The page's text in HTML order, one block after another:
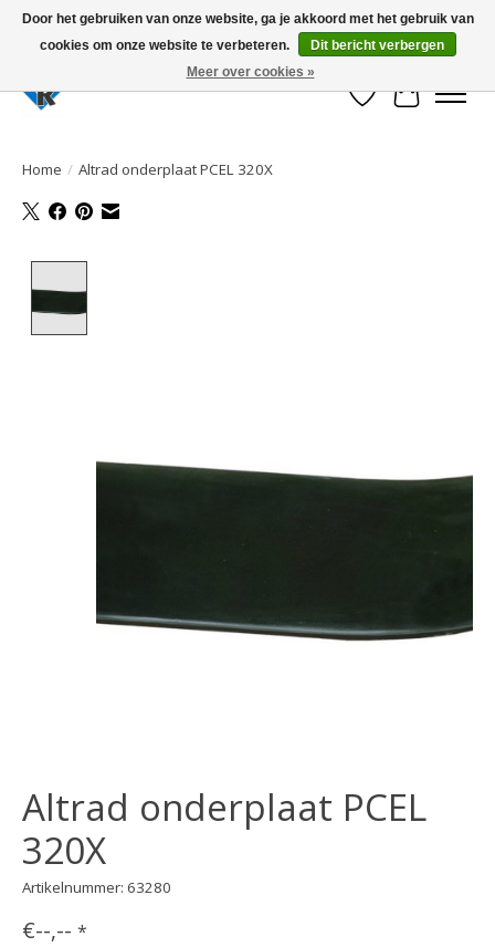
Large selection of products and fast shipping!
Verlanglijst
Home / Altrad onderplaat PCEL 320X
Altrad onderplaat PCEL
320X
Artikelnummer: 63280
€--,-- *
Door het gebruiken van onze website, ga je akkoord met het gebruik van
cookies om onze website te verbeteren.
Dit bericht verbergen
Meer over cookies »